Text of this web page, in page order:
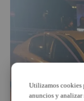
Utilizamos cookies
anuncios y